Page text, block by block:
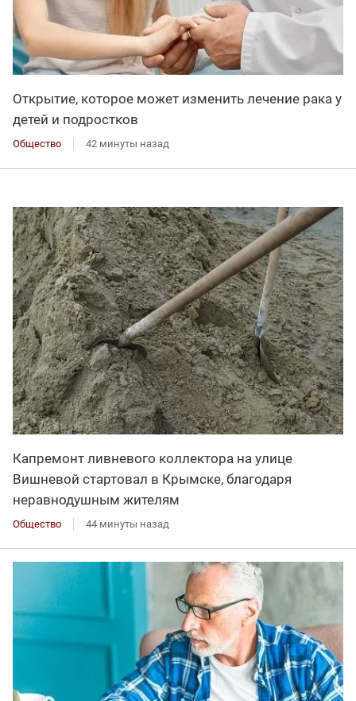
Открытие, которое может изменить лечение рака у
детей и подростков
Общество 42 минуты назад
Капремонт ливневого коллектора на улице
Вишневой стартовал в Крымске, благодаря
неравнодушным жителям
Общество 44 минуты назад